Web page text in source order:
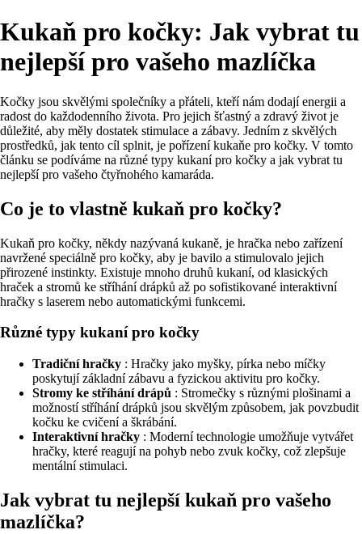
Kukaň pro kočky: Jak vybrat tu
nejlepší pro vašeho mazlíčka
Kočky jsou skvělými společníky a přáteli, kteří nám dodají energii a
radost do každodenního života. Pro jejich šťastný a zdravý život je
důležité, aby měly dostatek stimulace a zábavy. Jedním z skvělých
prostředků, jak tento cíl splnit, je pořízení kukaňe pro kočky. V tomto
článku se podíváme na různé typy kukaní pro kočky a jak vybrat tu
nejlepší pro vašeho čtyřnohého kamaráda.
Co je to vlastně kukaň pro kočky?
Kukaň pro kočky, někdy nazývaná kukaně, je hračka nebo zařízení
navržené speciálně pro kočky, aby je bavilo a stimulovalo jejich
přirozené instinkty. Existuje mnoho druhů kukaní, od klasických
hraček a stromů ke stříhání drápků až po sofistikované interaktivní
hračky s laserem nebo automatickými funkcemi.
Různé typy kukaní pro kočky
Tradiční hračky : Hračky jako myšky, pírka nebo míčky
poskytují základní zábavu a fyzickou aktivitu pro kočky.
Stromy ke stříhání drápů : Stromečky s různými plošinami a
možností stříhání drápků jsou skvělým způsobem, jak povzbudit
kočku ke cvičení a škrábání.
Interaktivní hračky : Moderní technologie umožňuje vytvářet
hračky, které reagují na pohyb nebo zvuk kočky, což zlepšuje
mentální stimulaci.
Jak vybrat tu nejlepší kukaň pro vašeho
mazlíčka?